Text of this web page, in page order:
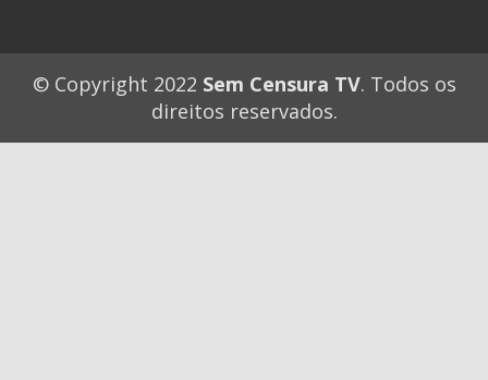
© Copyright 2022 Sem Censura TV. Todos os
direitos reservados.